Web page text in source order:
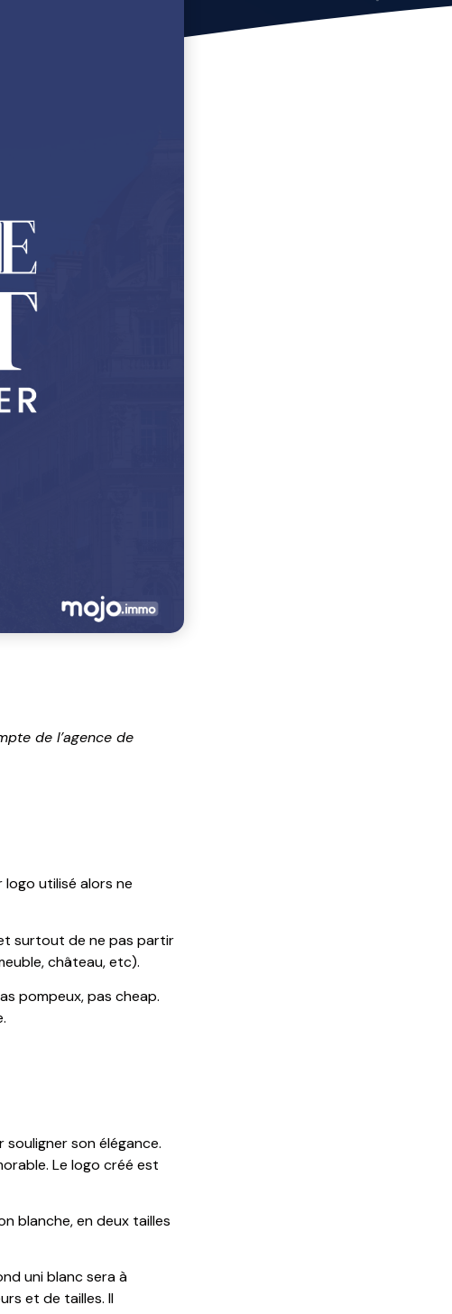
de l’agence de
utilisé alors ne
surtout de ne pas partir
château, etc).
pompeux, pas cheap.
son élégance.
Le logo créé est
blanche, en deux tailles
uni blanc sera à
et de tailles. Il